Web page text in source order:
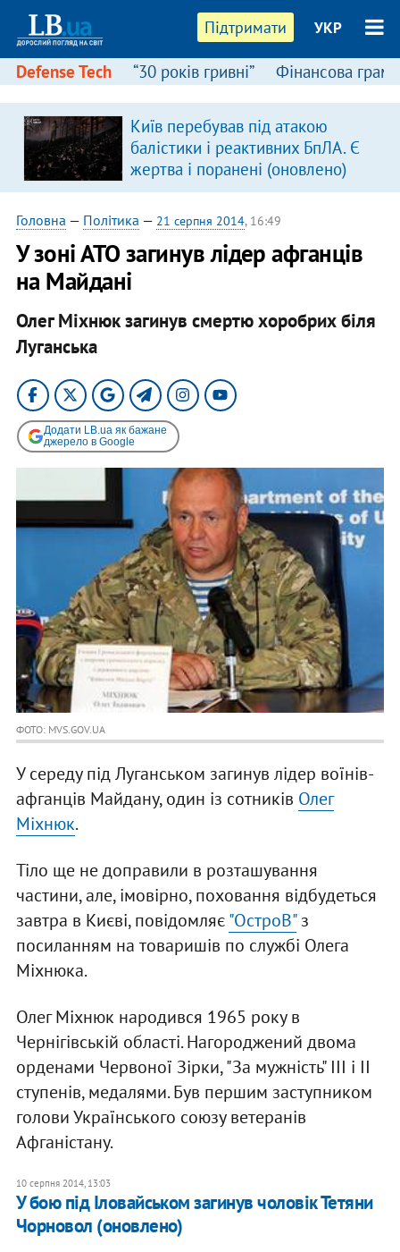
Підтримати УКР
Defense Tech “30 років гривні” Фінансова
Київ перебував під атакою
балістики і реактивних БпЛА. Є
жертва і поранені (оновлено)
Головна — Політика — 21 серпня 2014, 16:49
У зоні АТО загинув лідер афганців
на Майдані
Олег Міхнюк загинув смертю хоробрих біля
Луганська
Додати LB.ua як бажане
джерело в Google
ФОТО: MVS.GOV.UA
У середу під Луганськом загинув лідер воїнів-
афганців Майдану, один із сотників Олег
Міхнюк.
Тіло ще не доправили в розташування
частини, але, імовірно, поховання відбудеться
завтра в Києві, повідомляє"ОстроВ"з
посиланням на товаришів по службі Олега
Міхнюка.
Олег Міхнюк народився 1965 року в
Чернігівській області. Нагороджений двома
орденами Червоної Зірки, "За мужність" III і II
ступенів, медалями. Був першим заступником
голови Українського союзу ветеранів
Афганістану.
10 серпня 2014, 13:03
У бою під Іловайськом загинув чоловік Тетяни
Чорновол (оновлено)